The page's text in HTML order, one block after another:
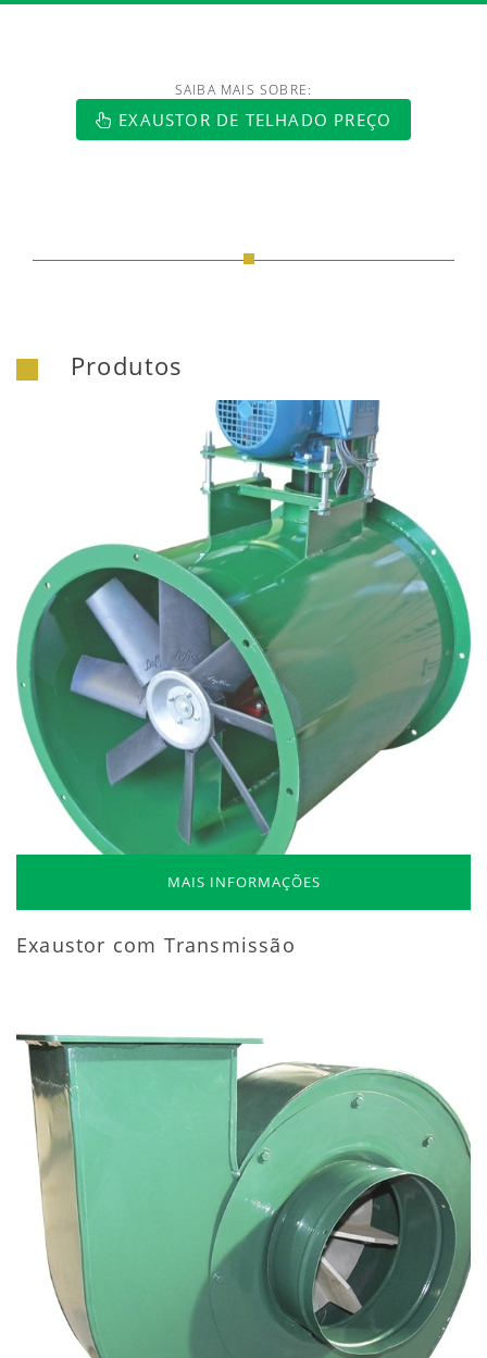
https://www.luftmaxi.com.br/
SAIBA MAIS SOBRE:
EXAUSTOR DE TELHADO PREÇO
Produtos
MAIS INFORMAÇÕES
Exaustor com Transmissão